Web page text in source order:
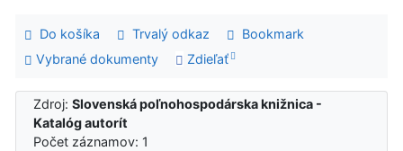
Do košíka Trvalý odkaz
Bookmark
Vybrané dokumenty
Zdieľať
Zdroj:Slovenská poľnohospodárska knižnica -
Katalóg autorít
Počet záznamov: 1